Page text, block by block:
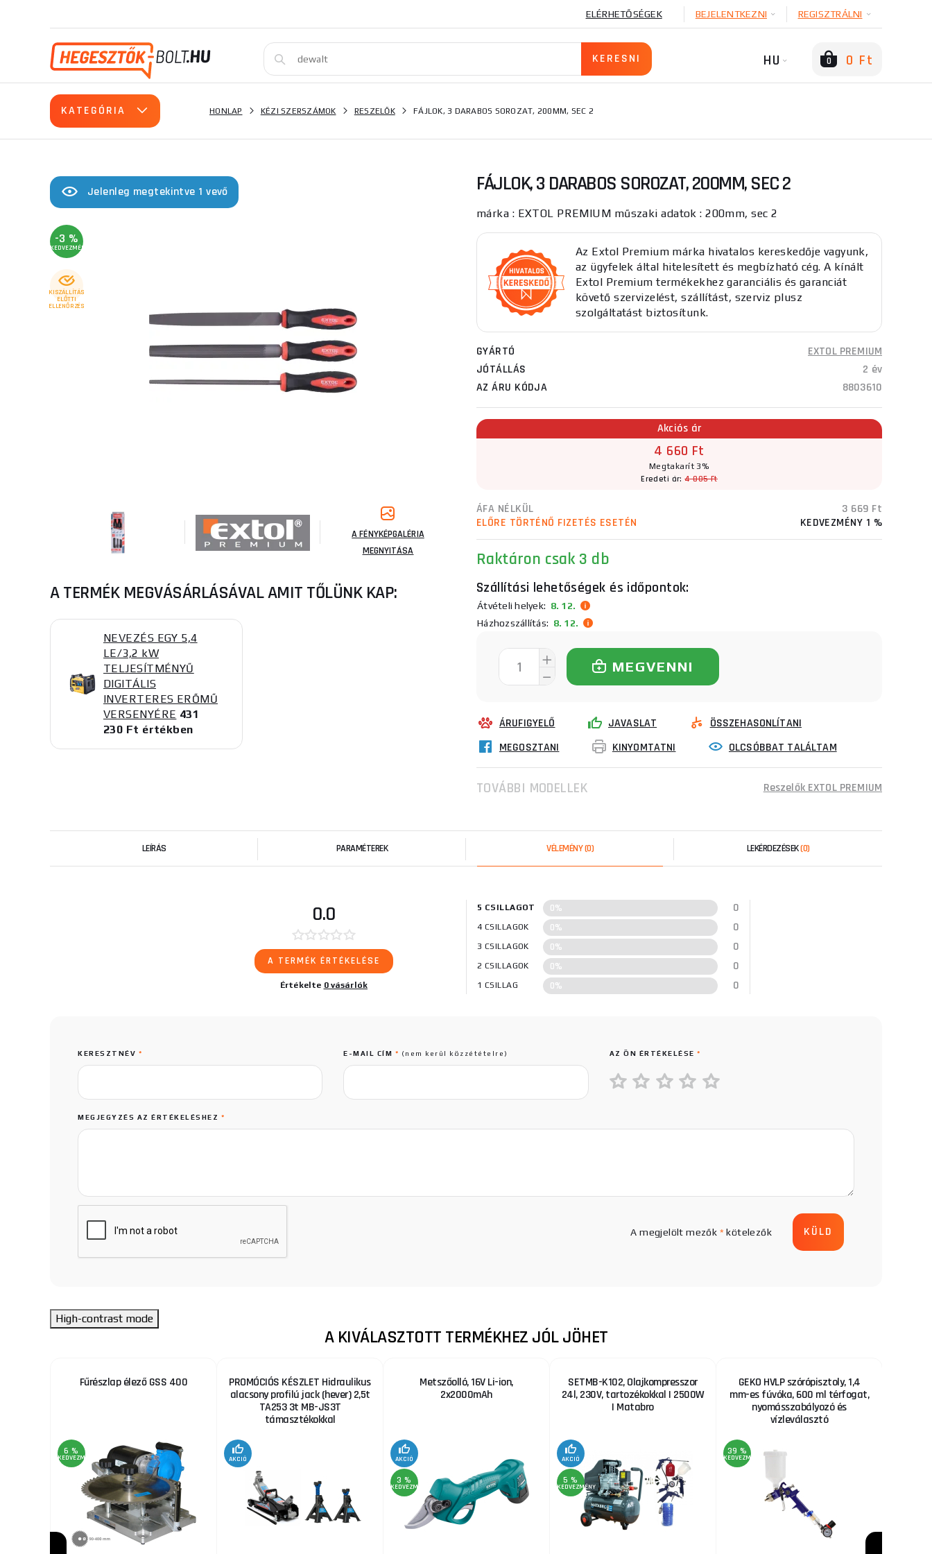
ELÉRHETŐSÉGEK BEJELENTKEZNI REGISZTRÁLNI
HU 0 0 Ft
KATEGÓRIA HONLAP KÉZI SZERSZÁMOK RESZELŐK FÁJLOK, 3 DARABOS SOROZAT, 200MM, SEC 2
Jelenleg megtekintve 1 vevő
-3 %
KEDVEZMÉNY
KISZÁLLÍTÁS
ELŐTTI
ELLENŐRZÉS
A FÉNYKÉPGALÉRIA
MEGNYITÁSA
A TERMÉK MEGVÁSÁRLÁSÁVAL AMIT TŐLÜNK KAP:
NEVEZÉS EGY 5,4
LE/3,2 kW
TELJESÍTMÉNYŰ
DIGITÁLIS
INVERTERES ERŐMŰ
VERSENYÉRE 431
230 Ft értékben
FÁJLOK, 3 DARABOS SOROZAT, 200MM, SEC 2
márka : EXTOL PREMIUM műszaki adatok : 200mm, sec 2
Az Extol Premium márka hivatalos kereskedője vagyunk,
az ügyfelek által hitelesített és megbízható cég. A kínált
Extol Premium termékekhez garanciális és garanciát
követő szervizelést, szállítást, szerviz plusz
szolgáltatást biztosítunk.
GYÁRTÓ
EXTOL PREMIUM
JÓTÁLLÁS
2 év
AZ ÁRU KÓDJA
8803610
Akciós ár
4 660 Ft
Megtakarít 3%
Eredeti ár:4 805 Ft
ÁFA NÉLKÜL
3 669 Ft
ELŐRE TÖRTÉNŐ FIZETÉS ESETÉN
KEDVEZMÉNY 1 %
Raktáron csak 3 db
Szállítási lehetőségek és időpontok:
Átvételi helyek: 8. 12.
Házhozszállítás: 8. 12.
MEGVENNI
ÁRUFIGYELŐ JAVASLAT
ÖSSZEHASONLÍTANI
MEGOSZTANI
KINYOMTATNI OLCSÓBBAT TALÁLTAM
TOVÁBBI MODELLEK Reszelők EXTOL PREMIUM
LEÍRÁS PARAMÉTEREK VÉLEMÉNY(0) LEKÉRDEZÉSEK(0)
0.0
A TERMÉK ÉRTÉKELÉSE
Értékelte 0 vásárlók
5 CSILLAGOT 0% 0
4 CSILLAGOK 0% 0
3 CSILLAGOK 0% 0
2 CSILLAGOK 0% 0
1 CSILLAG 0% 0
KERESZTNÉV * E-MAIL CÍM * (nem kerül közzétételre) AZ ÖN ÉRTÉKELÉSE*
MEGJEGYZÉS AZ ÉRTÉKELÉSHEZ *
A megjelölt mezők * kötelezők
High-contrast mode
A KIVÁLASZTOTT TERMÉKHEZ JÓL JÖHET
Fűrészlap élező GSS 400
6 %
KEDVEZMÉNY
PROMÓCIÓS KÉSZLET Hidraulikus
alacsony profilú jack (hever) 2,5t
TA253 3t MB-JS3T
támasztékokkal
AKCIÓ
Metszőolló, 16V Li-ion,
2x2000mAh
AKCIÓ
3 %
KEDVEZMÉNY
SETMB-K102, Olajkompresszor
24l, 230V, tartozékokkal | 2500W
| Matabro
AKCIÓ
5 %
KEDVEZMÉNY
GEKO HVLP szórópisztoly, 1,4
mm-es fúvóka, 600 ml térfogat,
nyomásszabályozó és
vízleválasztó
39 %
KEDVEZMÉNY